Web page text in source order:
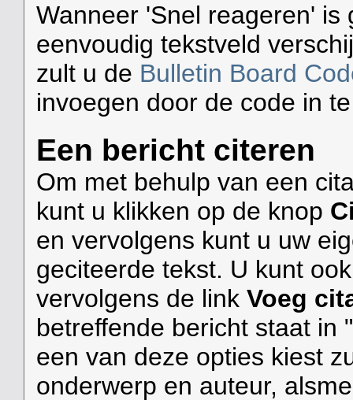
Wanneer 'Snel reageren'
eenvoudig tekstveld
zult u de Bulletin Board
invoegen door de code in
Een bericht citeren
Om met behulp van een
kunt u klikken op de knop
en vervolgens kunt u uw
geciteerde tekst. U kunt
vervolgens de link Voeg
betreffende bericht staat in
een van deze opties kiest
onderwerp en auteur,